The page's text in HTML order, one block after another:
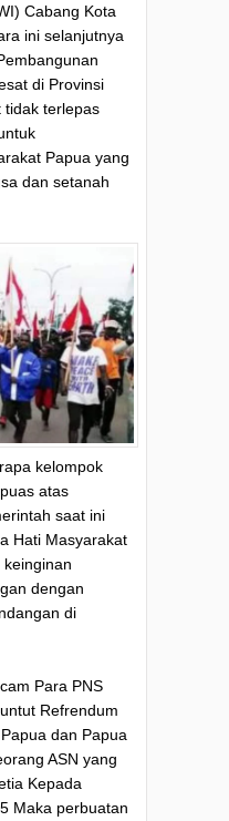
Cabang Kota
ini selanjutnya
di Provinsi
tidak terlepas
Papua yang
dan setanah
kelompok
atas
saat ini
Hati Masyarakat
dengan
di
Para PNS
Refrendum
dan Papua
ASN yang
Kepada
Maka perbuatan